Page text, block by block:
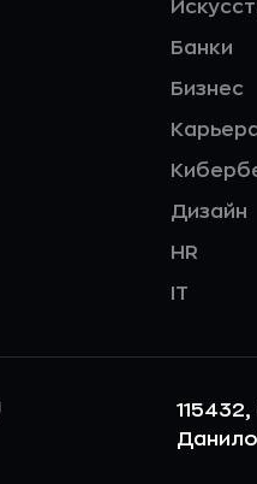
Банки
Бизнес
Дизайн
HR
IT